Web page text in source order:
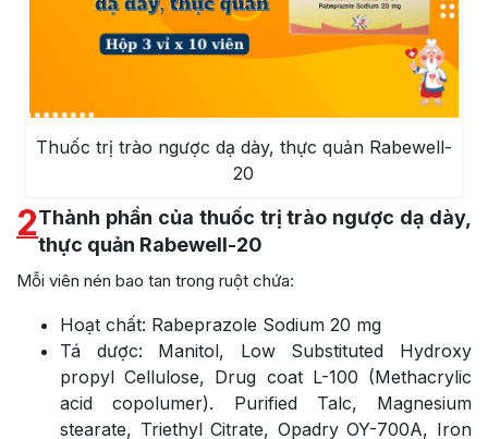
Thuốc trị trào ngược dạ dày, thực quản Rabewell-
20
2Thành phần của thuốc trị trào ngược dạ dày,
thực quản Rabewell-20
Mỗi viên nén bao tan trong ruột chứa:
Hoạt chất: Rabeprazole Sodium 20 mg
Tá dược: Manitol, Low Substituted Hydroxy
propyl Cellulose, Drug coat L-100 (Methacrylic
acid copolumer). Purified Talc, Magnesium
stearate, Triethyl Citrate, Opadry OY-700A, Iron